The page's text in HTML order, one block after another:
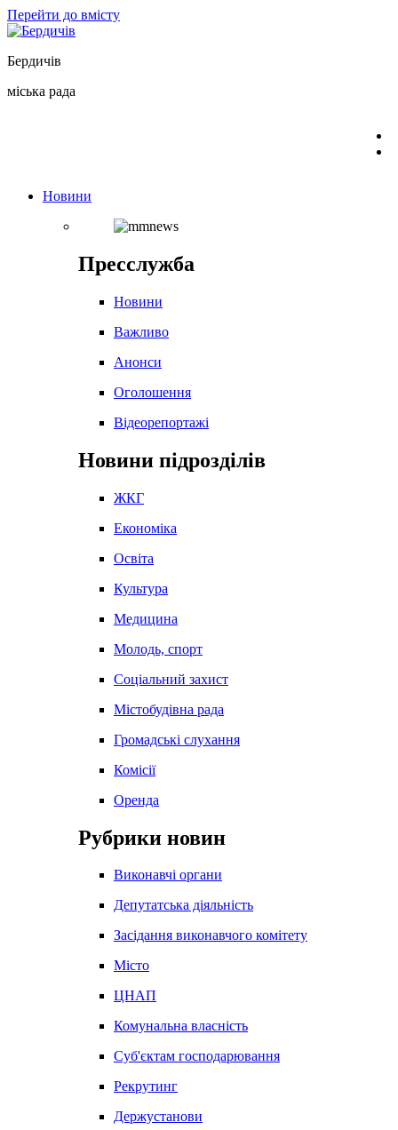
Перейти до вмісту
Бердичів
міська рада
Новини
Пресслужба
Новини
Важливо
Анонси
Оголошення
Відеорепортажі
Новини підрозділів
ЖКГ
Економіка
Освіта
Культура
Медицина
Молодь, спорт
Соціальний захист
Містобудівна рада
Громадські слухання
Комісії
Оренда
Рубрики новин
Виконавчі органи
Депутатська діяльність
Засідання виконавчого комітету
Місто
ЦНАП
Комунальна власність
Суб'єктам господарювання
Рекрутинг
Держустанови